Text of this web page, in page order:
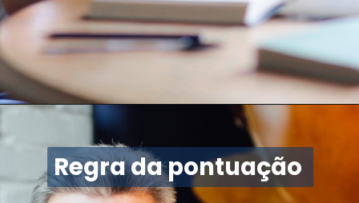
Regra da pontuação